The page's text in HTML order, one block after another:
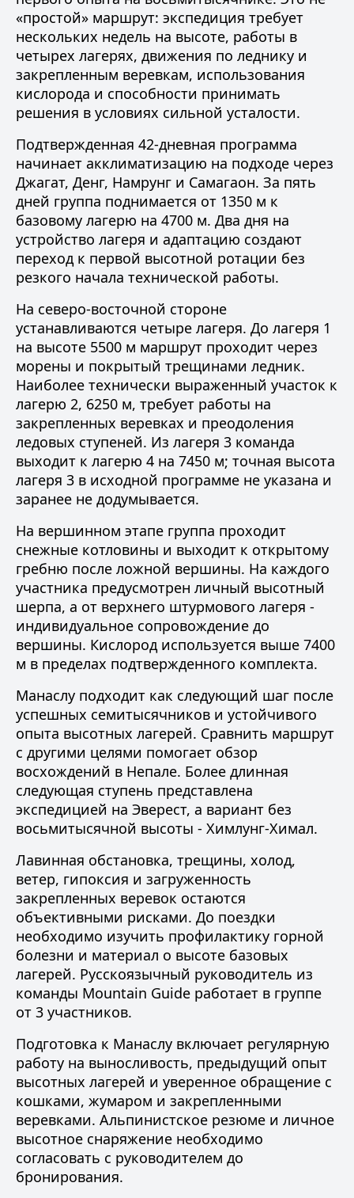
«простой» маршрут: экспедиция требует
нескольких недель на высоте, работы в
четырех лагерях, движения по леднику и
закрепленным веревкам, использования
кислорода и способности принимать
решения в условиях сильной усталости.
Подтвержденная 42-дневная программа
начинает акклиматизацию на подходе через
Джагат, Денг, Намрунг и Самагаон. За пять
дней группа поднимается от 1350 м к
базовому лагерю на 4700 м. Два дня на
устройство лагеря и адаптацию создают
переход к первой высотной ротации без
резкого начала технической работы.
На северо-восточной стороне
устанавливаются четыре лагеря. До лагеря 1
на высоте 5500 м маршрут проходит через
морены и покрытый трещинами ледник.
Наиболее технически выраженный участок к
лагерю 2, 6250 м, требует работы на
закрепленных веревках и преодоления
ледовых ступеней. Из лагеря 3 команда
выходит к лагерю 4 на 7450 м; точная высота
лагеря 3 в исходной программе не указана и
заранее не додумывается.
На вершинном этапе группа проходит
снежные котловины и выходит к открытому
гребню после ложной вершины. На каждого
участника предусмотрен личный высотный
шерпа, а от верхнего штурмового лагеря -
индивидуальное сопровождение до
вершины. Кислород используется выше 7400
м в пределах подтвержденного комплекта.
Манаслу подходит как следующий шаг после
успешных семитысячников и устойчивого
опыта высотных лагерей. Сравнить маршрут
с другими целями помогает обзор
восхождений в Непале. Более длинная
следующая ступень представлена
экспедицией на Эверест, а вариант без
восьмитысячной высоты - Химлунг-Химал.
Лавинная обстановка, трещины, холод,
ветер, гипоксия и загруженность
закрепленных веревок остаются
объективными рисками. До поездки
необходимо изучить профилактику горной
болезни и материал о высоте базовых
лагерей. Русскоязычный руководитель из
команды Mountain Guide работает в группе
от 3 участников.
Подготовка к Манаслу включает регулярную
работу на выносливость, предыдущий опыт
высотных лагерей и уверенное обращение с
кошками, жумаром и закрепленными
веревками. Альпинистское резюме и личное
высотное снаряжение необходимо
согласовать с руководителем до
бронирования.